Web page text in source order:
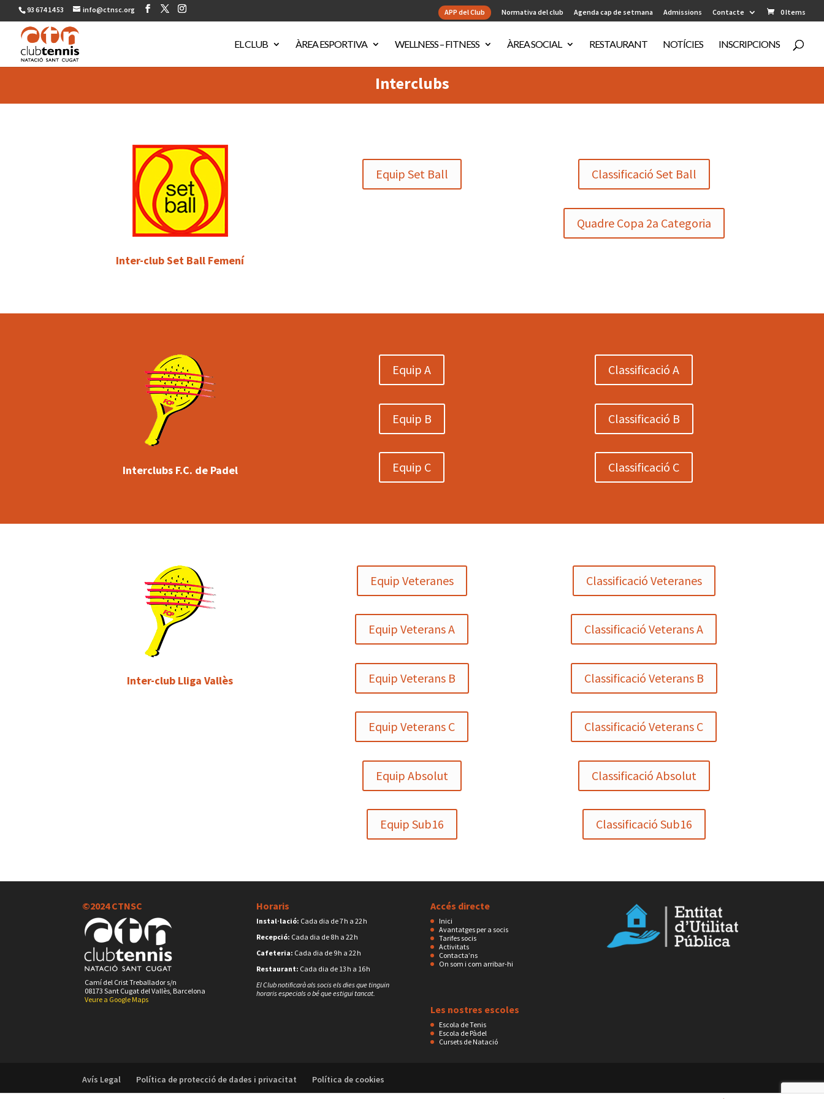
93 674 14 53 info@ctnsc.org APP del Club Normativa del club Agenda cap de setmana Admissions Contacte 0 Items
EL CLUB ÀREA ESPORTIVA WELLNESS – FITNESS ÀREA SOCIAL RESTAURANT NOTÍCIES INSCRIPCIONS
Interclubs
Inter-club Set Ball Femení
Equip Set Ball Classificació Set Ball
Quadre Copa 2a Categoria
Interclubs F.C. de Padel
Equip A
Equip B
Equip C
Classificació A
Classificació B
Classificació C
Inter-club Lliga Vallès
Equip Veteranes
Equip Veterans A
Equip Veterans B
Equip Veterans C
Equip Absolut
Equip Sub16
Classificació Veteranes
Classificació Veterans A
Classificació Veterans B
Classificació Veterans C
Classificació Absolut
Classificació Sub16
©2024 CTNSC
Camí del Crist Treballador s/n
08173 Sant Cugat del Vallès, Barcelona
Veure a Google Maps
Horaris
Instal·lació: Cada dia de 7 h a 22 h
Recepció: Cada dia de 8 h a 22 h
Cafeteria: Cada dia de 9 h a 22 h
Restaurant: Cada dia de 13 h a 16 h
El Club notificarà als socis els dies que tinguin
horaris especials o bé que estigui tancat.
Accés directe
Inici
Avantatges per a socis
Tarifes socis
Activitats
Contacta’ns
On som i com arribar-hi
Les nostres escoles
Escola de Tenis
Escola de Pàdel
Cursets de Natació
Avís Legal Política de protecció de dades i privacitat Política de cookies